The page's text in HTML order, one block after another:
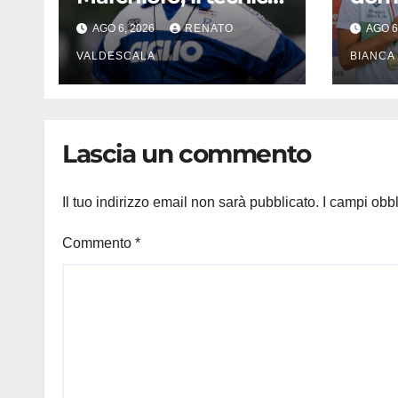
delle promozioni:
«Ha scritto pagine
indimenticabili del
nostro calcio»
AGO 6, 2026 RENATO
VALDESCALA
di
inAGO
BIANCA
Lascia un commento
Il tuo indirizzo email non sarà pubblicato. I campi
Commento *